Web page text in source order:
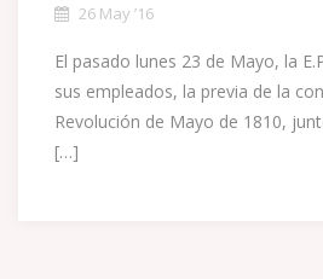
26 May ’16
El pasado lunes 23 de Mayo, la
sus empleados, la previa de la
Revolución de Mayo de 1810,
[…]